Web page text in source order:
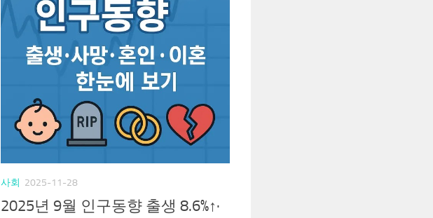
사회 2025-11-28
2025년 9월 인구동향 출생 8.6%↑·